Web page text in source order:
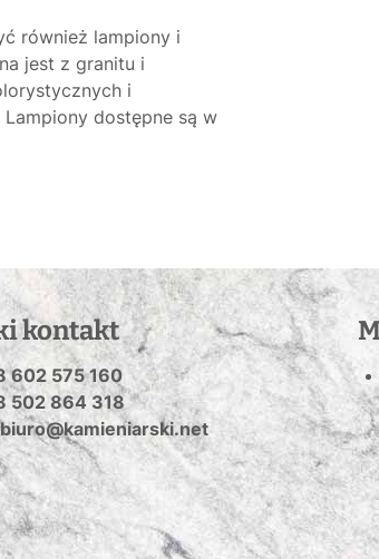
również lampiony i
jest z granitu i
i
dostępne są w
kontakt
602 575 160
502 864 318